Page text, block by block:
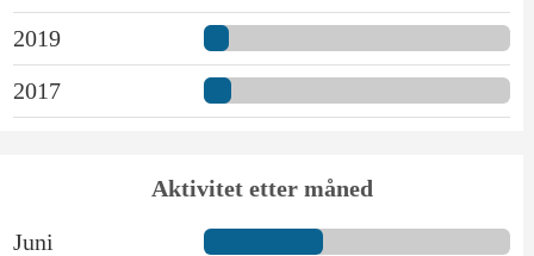
2019
2017
Aktivitet etter måned
Juni